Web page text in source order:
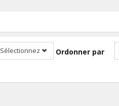
Ordonner par
Sélectionnez